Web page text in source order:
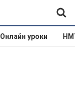
Онлайн уроки